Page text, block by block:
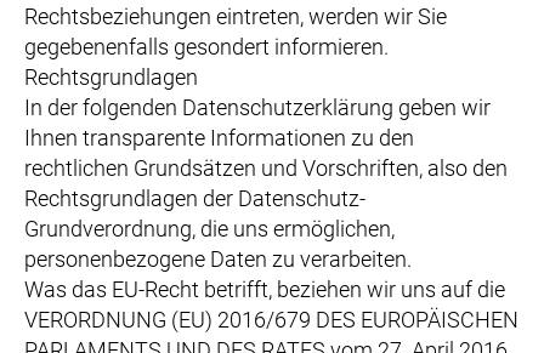
Rechtsbeziehungen eintreten, werden wir Sie
gegebenenfalls gesondert informieren.
Rechtsgrundlagen
In der folgenden Datenschutzerklärung geben wir
Ihnen transparente Informationen zu den
rechtlichen Grundsätzen und Vorschriften, also den
Rechtsgrundlagen der Datenschutz-
Grundverordnung, die uns ermöglichen,
personenbezogene Daten zu verarbeiten.
Was das EU-Recht betrifft, beziehen wir uns auf die
VERORDNUNG (EU) 2016/679 DES EUROPÄISCHEN